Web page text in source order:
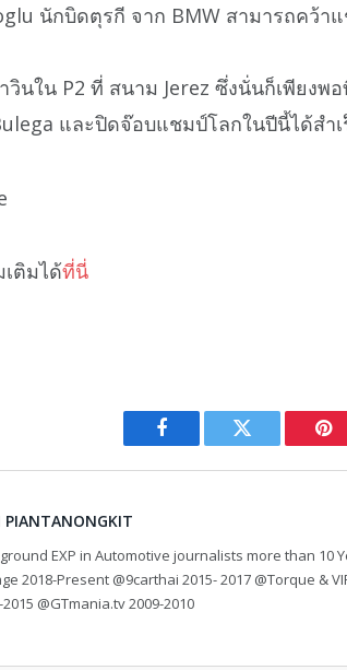
นักบิดตุรกี จาก BMW สามารถคว้า
วินใน P2 ที่ สนาม Jerez ซึ่งนั่นก็เพียง
และปิดจ๊อบแชมป์โลกในปีนี้ได้สำเ
เติมได้ที่นี่
Facebook Twitter
PIANTANONGKIT
EXP in Automotive journalists more than 10
2018-Present @9carthai 2015- 2017 @Torque &
2015 @GTmania.tv 2009-2010